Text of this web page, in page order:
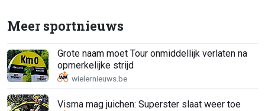
Meer sportnieuws
Grote naam moet Tour onmiddellijk verlaten na
opmerkelijke strijd
Visma mag juichen: Superster slaat weer toe